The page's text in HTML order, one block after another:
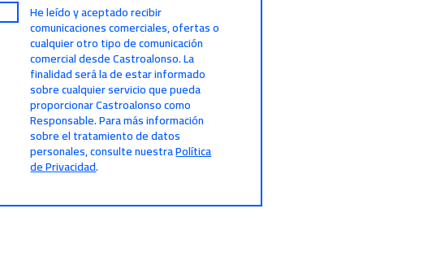
He leído y aceptado recibir
comunicaciones comerciales, ofertas o
cualquier otro tipo de comunicación
comercial desde Castroalonso. La
finalidad será la de estar informado
sobre cualquier servicio que pueda
proporcionar Castroalonso como
Responsable. Para más información
sobre el tratamiento de datos
personales, consulte nuestraPolítica
de Privacidad.